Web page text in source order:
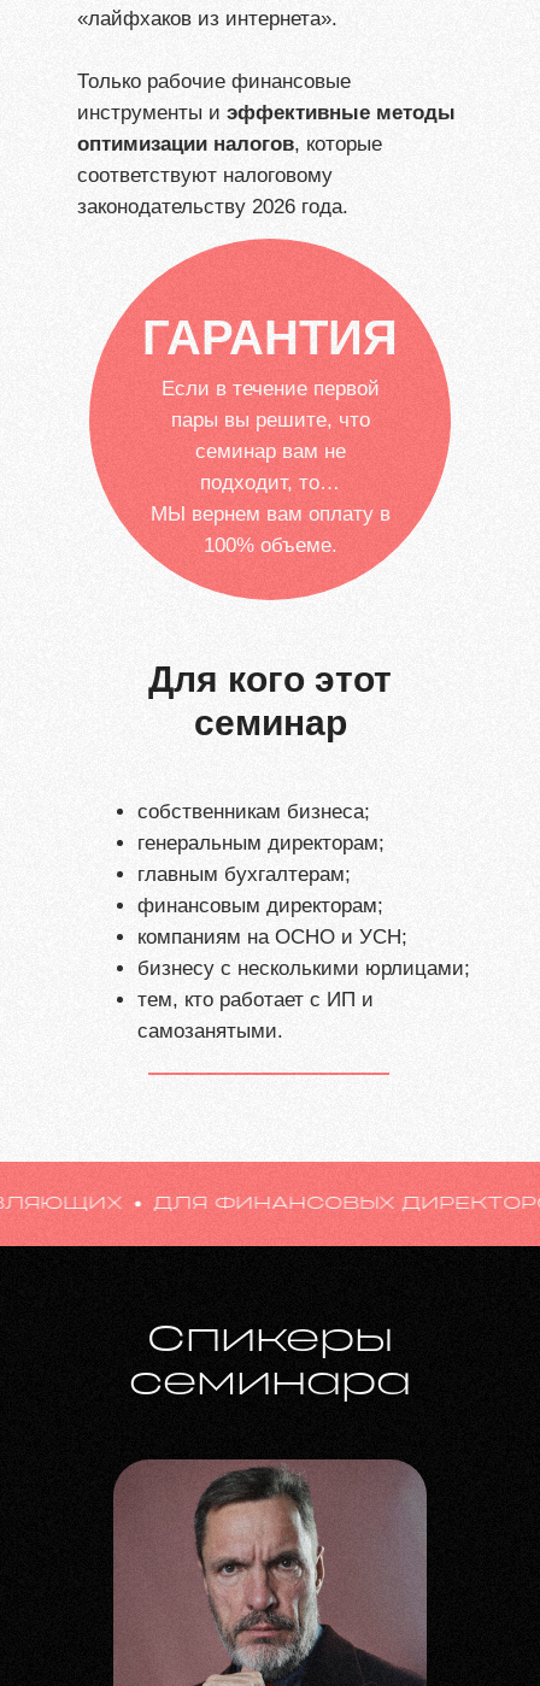
ГАРАНТИЯ
Если в течение первой
пары вы решите, что
семинар вам не
подходит, то…
МЫ вернем вам оплату в
100% объеме.
«лайфхаков из интернета».
Только рабочие финансовые
инструменты и эффективные методы
оптимизации налогов, которые
соответствуют налоговому
законодательству 2026 года.
Для кого этот
семинар
собственникам бизнеса;
генеральным директорам;
главным бухгалтерам;
финансовым директорам;
компаниям на ОСНО и УСН;
бизнесу с несколькими юрлицами;
тем, кто работает с ИП и
самозанятыми.
ДИРЕКТОРОВ ДЛЯ
Спикеры
семинара